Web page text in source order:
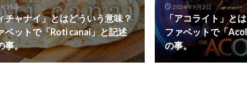
31日
チャナイ」とはどういう意味？
ベットで「Roti canai」と記述
事。
2024年9月2日
「アコライト」と
ファベットで「
の事。